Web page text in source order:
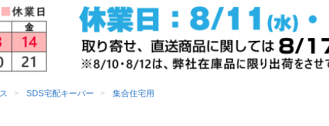
SDS宅配キーパー
集合住宅用